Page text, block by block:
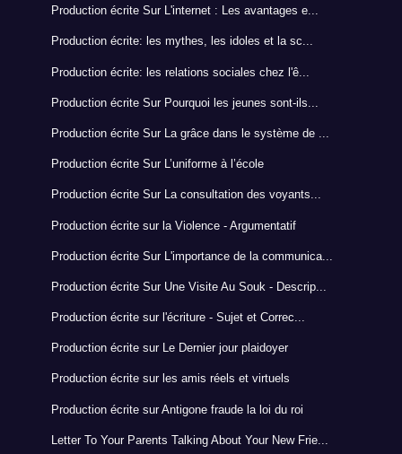
Production écrite Sur L'internet : Les avantages e...
Production écrite: les mythes, les idoles et la sc...
Production écrite: les relations sociales chez l'ê...
Production écrite Sur Pourquoi les jeunes sont-ils...
Production écrite Sur La grâce dans le système de ...
Production écrite Sur L’uniforme à l’école
Production écrite Sur La consultation des voyants...
Production écrite sur la Violence - Argumentatif
Production écrite Sur L'importance de la communica...
Production écrite Sur Une Visite Au Souk - Descrip...
Production écrite sur l'écriture - Sujet et Correc...
Production écrite sur Le Dernier jour plaidoyer
Production écrite sur les amis réels et virtuels
Production écrite sur Antigone fraude la loi du roi
Letter To Your Parents Talking About Your New Frie...